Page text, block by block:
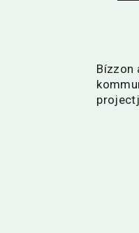
Bízzon